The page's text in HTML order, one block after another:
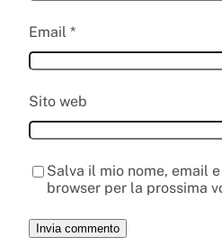
Email *
Sito web
Salva il mio nome, email
browser per la prossima